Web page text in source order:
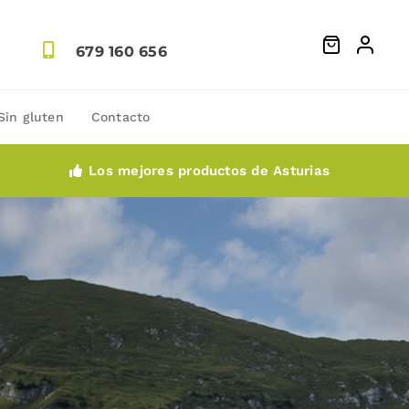
679 160 656
gluten Contacto
Los mejores productos de Asturias